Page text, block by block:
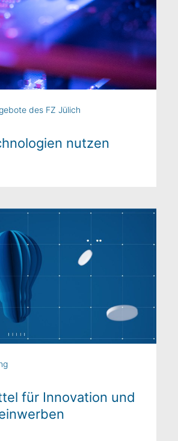
des FZ Jülich
nutzen
für Innovation und